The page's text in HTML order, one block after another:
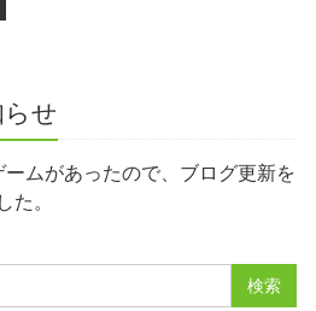
せ
ームがあったので、ブログ更新を
た。